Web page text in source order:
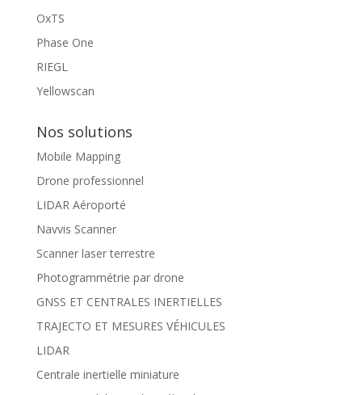
OxTS
Phase One
RIEGL
Yellowscan
Nos solutions
Mobile Mapping
Drone professionnel
LIDAR Aéroporté
Navvis Scanner
Scanner laser terrestre
Photogrammétrie par drone
GNSS ET CENTRALES INERTIELLES
TRAJECTO ET MESURES VÉHICULES
LIDAR
Centrale inertielle miniature